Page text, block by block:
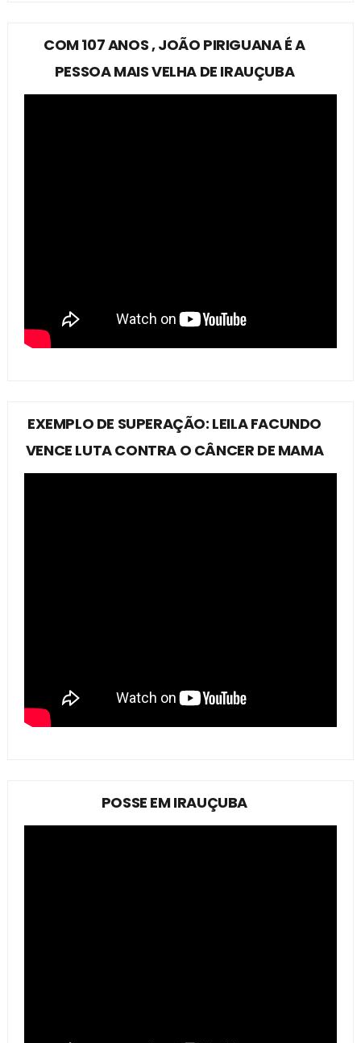
COM 107 ANOS , JOÃO PIRIGUANA É A
PESSOA MAIS VELHA DE IRAUÇUBA
EXEMPLO DE SUPERAÇÃO: LEILA FACUNDO
VENCE LUTA CONTRA O CÂNCER DE MAMA
POSSE EM IRAUÇUBA